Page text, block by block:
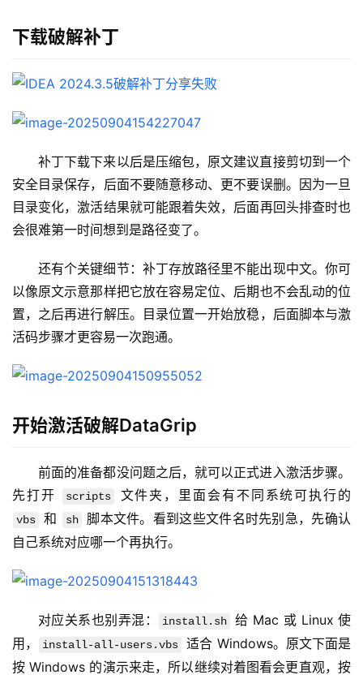
用
数
库
工
具
W
应
用
可
视
编
登录
下载破解补丁
补丁下载下来以后是压缩包，原文建议直接剪切到一个
安全目录保存，后面不要随意移动、更不要误删。因为一旦
目录变化，激活结果就可能跟着失效，后面再回头排查时也
会很难第一时间想到是路径变了。
还有个关键细节：补丁存放路径里不能出现中文。你可
以像原文示意那样把它放在容易定位、后期也不会乱动的位
置，之后再进行解压。目录位置一开始放稳，后面脚本与激
活码步骤才更容易一次跑通。
开始激活破解DataGrip
前面的准备都没问题之后，就可以正式进入激活步骤。
先打开
scripts
vbs 和 sh
脚本文件。看到这些文件名时先别急，先确认
自己系统对应哪一个再执行。
对应关系也别弄混： install.sh
给 Mac 或 Linux 使
用，
install-all-users.vbs
适合 Windows。原文下面是
按 Windows 的演示来走，所以继续对着图看会更直观，按